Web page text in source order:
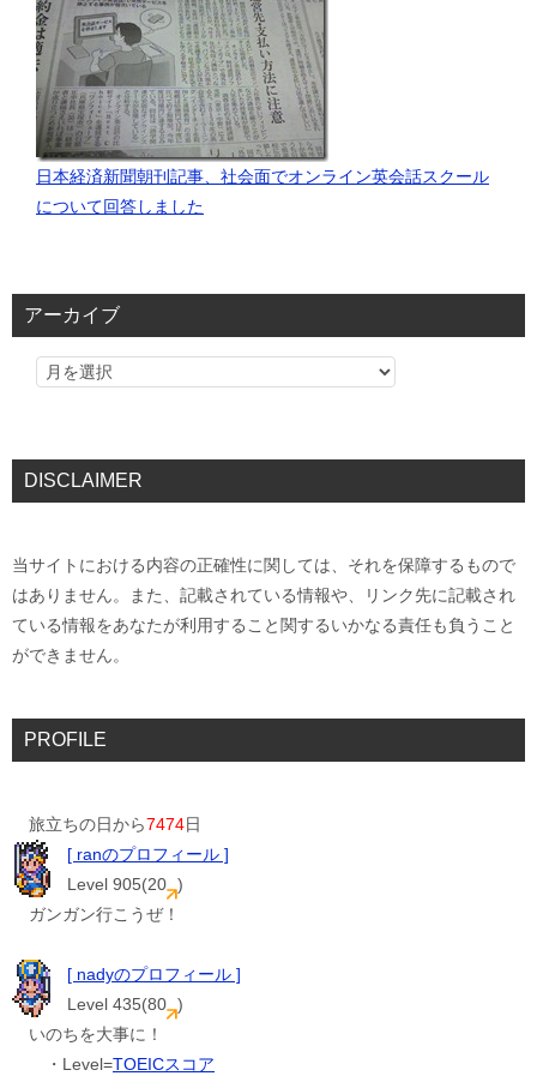
日本経済新聞朝刊記事、社会面でオンライン英会話スクール
について回答しました
アーカイブ
DISCLAIMER
当サイトにおける内容の正確性に関しては、それを保障するもので
はありません。また、記載されている情報や、リンク先に記載され
ている情報をあなたが利用すること関するいかなる責任も負うこと
ができません。
PROFILE
旅立ちの日から7474日
[ ranのプロフィール ]
Level 905(20 )
ガンガン行こうぜ！
[ nadyのプロフィール ]
Level 435(80 )
いのちを大事に！
・Level=TOEICスコア